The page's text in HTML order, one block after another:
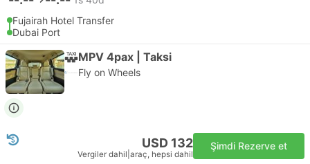
Fujairah Hotel Transfer
Dubai Port
MPV 4pax | Taksi
Fly on Wheels
USD 132
Vergiler dahil araç, hepsi dahil
Şimdi Rezerve et